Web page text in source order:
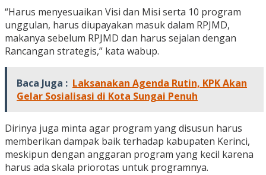
“Harus menyesuaikan Visi dan Misi serta 10 program
unggulan, harus diupayakan masuk dalam RPJMD,
makanya sebelum RPJMD dan harus sejalan dengan
Rancangan strategis,” kata wabup.
Baca Juga : Laksanakan Agenda Rutin, KPK Akan
Gelar Sosialisasi di Kota Sungai Penuh
Dirinya juga minta agar program yang disusun harus
memberikan dampak baik terhadap kabupaten Kerinci,
meskipun dengan anggaran program yang kecil karena
harus ada skala priorotas untuk programnya.